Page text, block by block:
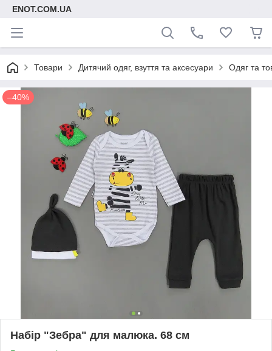
ENOT.COM.UA
Товари Дитячий одяг, взуття та аксесуари Одяг та
–40%
Набір "Зебра" для малюка. 68 см